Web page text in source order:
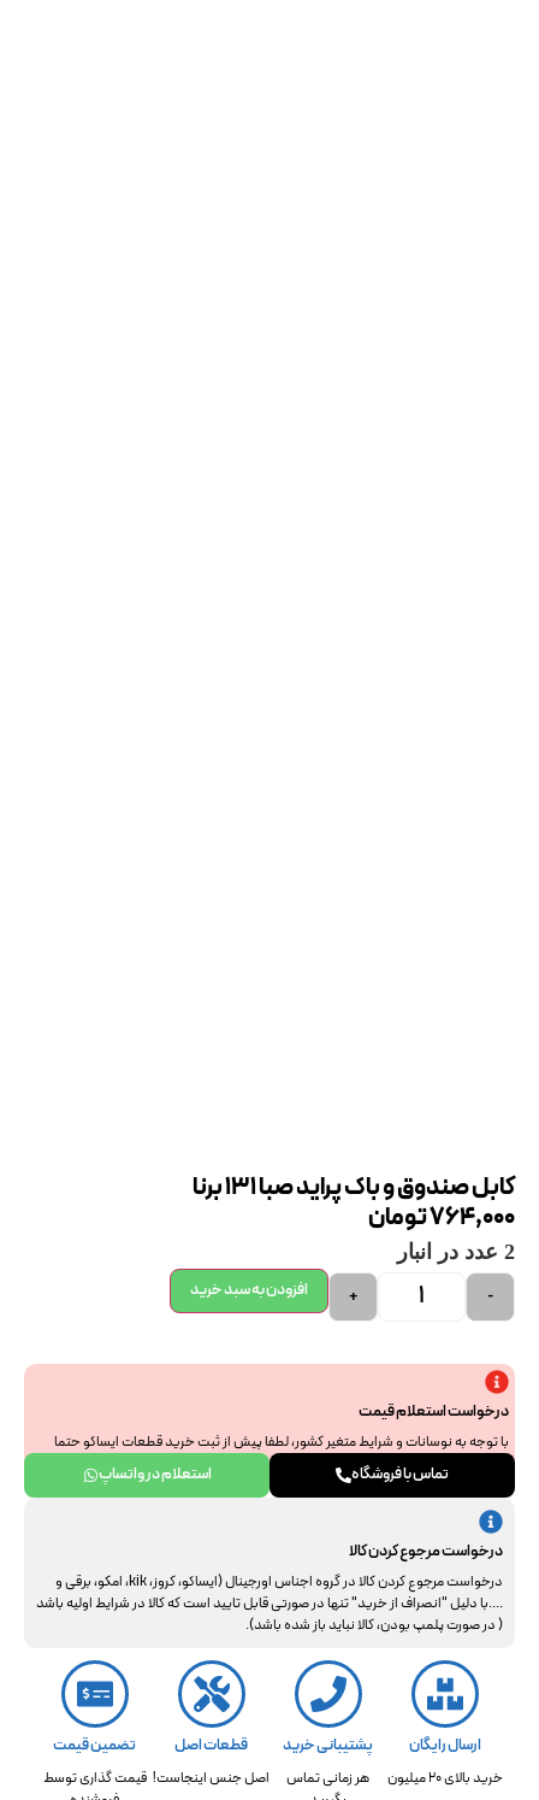
کابل صندوق و باک پراید صبا 131 برنا
764,000تومان
2 عدد در انبار
-
+ افزودن به سبد خرید
درخواست استعلام قیمت
با توجه به نوسانات و شرایط متغیر کشور، لطفا پیش از ثبت خرید قطعات ایساکو حتما
جهت استعلام نهایی با ما هماهنگ فرمایید. از همراهی و درک شما سپاسگزاریم.
تماس با فروشگاه استعلام در واتساپ
درخواست مرجوع کردن کالا
درخواست مرجوع کردن کالا در گروه اجناس اورجینال (ایساکو، کروز، kik، امکو، برقی و
....با دلیل "انصراف از خرید" تنها در صورتی قابل تایید است که کالا در شرایط اولیه باشد
( در صورت پلمپ بودن، کالا نباید باز شده باشد).
ارسال رایگان
خرید بالای 20 میلیون
پشتیبانی خرید
هر زمانی تماس
قطعات اصل
اصل جنس اینجاست!
تضمین قیمت
قیمت گذاری توسط